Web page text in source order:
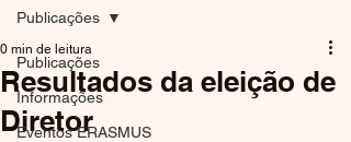
Publicações
Informações
Eventos ERASMUS
Publicações
Resultados da eleição de
Diretor
0 min de leitura